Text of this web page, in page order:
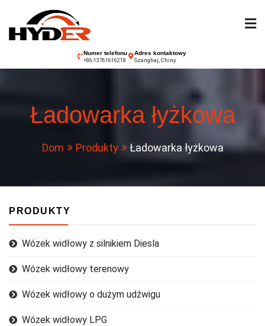
treści
Wózek widłowy
Numer telefonu
+86-13761616218
Adres kontaktowy
Szanghaj, Chiny
Ładowarka łyżkowa
Dom Produkty Ładowarka łyżkowa
PRODUKTY
Wózek widłowy z silnikiem Diesla
Wózek widłowy terenowy
Wózek widłowy o dużym udźwigu
Wózek widłowy LPG